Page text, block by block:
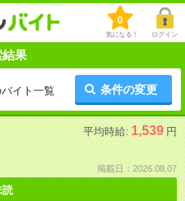
0
気になる！ ログイン
果
イト一覧 条件の変更
平均時給: 1,539 円
掲載日：2026.08.07
読